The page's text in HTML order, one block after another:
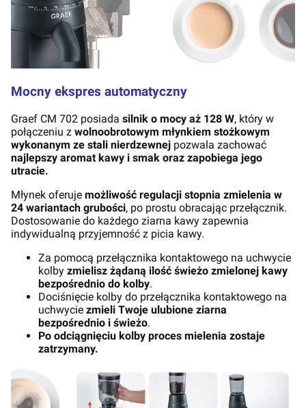
Mocny ekspres automatyczny
Graef CM 702 posiada silnik o mocy aż 128 W, który w
połączeniu z wolnoobrotowym młynkiem stożkowym
wykonanym ze stali nierdzewnej pozwala zachować
najlepszy aromat kawy i smak oraz zapobiega jego
utracie.
Młynek oferuje możliwość regulacji stopnia zmielenia w
24 wariantach grubości, po prostu obracając przełącznik.
Dostosowanie do każdego ziarna kawy zapewnia
indywidualną przyjemność z picia kawy.
Za pomocą przełącznika kontaktowego na uchwycie
kolby zmielisz żądaną ilość świeżo zmielonej kawy
bezpośrednio do kolby.
Dociśnięcie kolby do przełącznika kontaktowego na
uchwycie zmieli Twoje ulubione ziarna
bezpośrednio i świeżo.
Po odciągnięciu kolby proces mielenia zostaje
zatrzymany.